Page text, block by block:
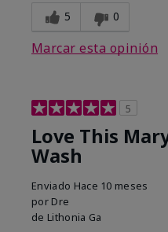
5 0
Marcar esta opinión
5
Love This
Wash
Enviado Hace 10 meses
por Dre
de Lithonia Ga